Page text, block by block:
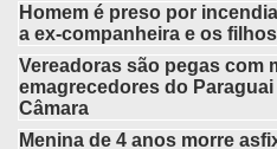
Homem é preso por
a ex-companheira e os
Vereadoras são pegas com
emagrecedores do
Câmara
Menina de 4 anos morre